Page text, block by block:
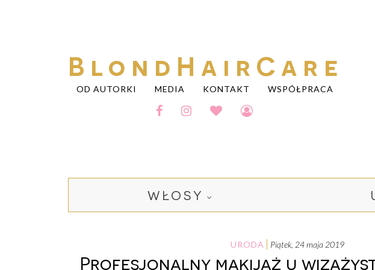
BlondHairCare
OD AUTORKI MEDIA KONTAKT WSPÓŁPRACA
WŁOSY
URODA piątek, 24 maja 2019
Profesjonalny makijaż u